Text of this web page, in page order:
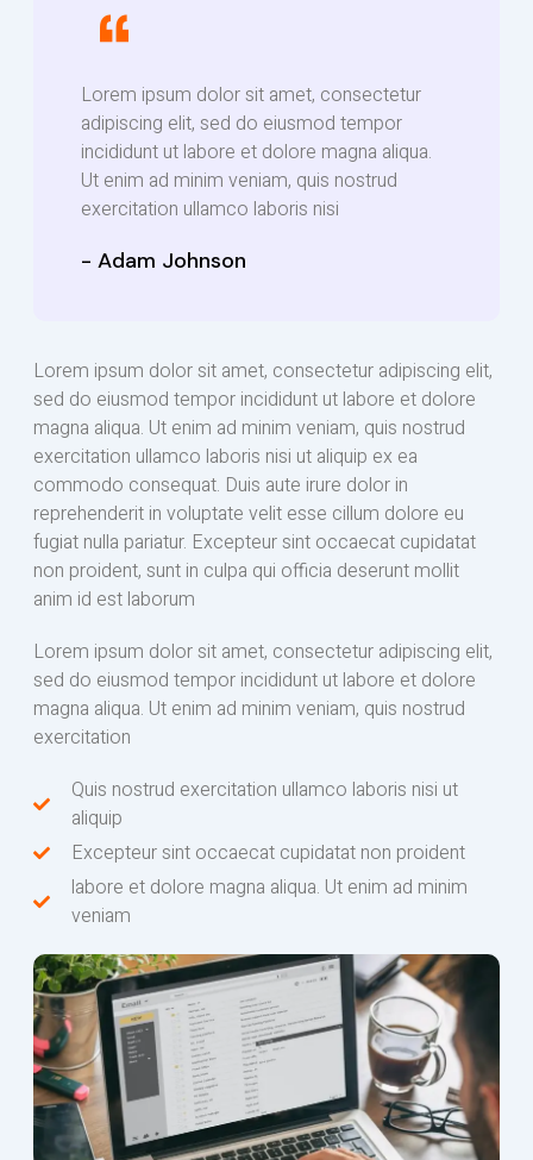
Lorem ipsum dolor sit amet, consectetur
adipiscing elit, sed do eiusmod tempor
incididunt ut labore et dolore magna aliqua.
Ut enim ad minim veniam, quis nostrud
exercitation ullamco laboris nisi
- Adam Johnson
Lorem ipsum dolor sit amet, consectetur adipiscing elit,
sed do eiusmod tempor incididunt ut labore et dolore
magna aliqua. Ut enim ad minim veniam, quis nostrud
exercitation ullamco laboris nisi ut aliquip ex ea
commodo consequat. Duis aute irure dolor in
reprehenderit in voluptate velit esse cillum dolore eu
fugiat nulla pariatur. Excepteur sint occaecat cupidatat
non proident, sunt in culpa qui officia deserunt mollit
anim id est laborum
Lorem ipsum dolor sit amet, consectetur adipiscing elit,
sed do eiusmod tempor incididunt ut labore et dolore
magna aliqua. Ut enim ad minim veniam, quis nostrud
exercitation
Quis nostrud exercitation ullamco laboris nisi ut
aliquip
Excepteur sint occaecat cupidatat non proident
labore et dolore magna aliqua. Ut enim ad minim
veniam